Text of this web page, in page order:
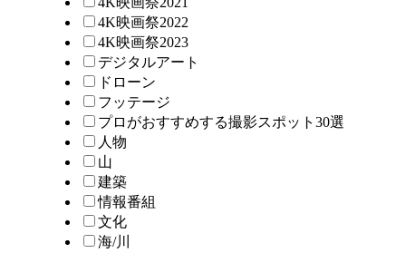
4K映画祭2022
4K映画祭2023
デジタルアート
ドローン
フッテージ
プロがおすすめする撮影スポット30選
人物
山
建築
情報番組
文化
海/川